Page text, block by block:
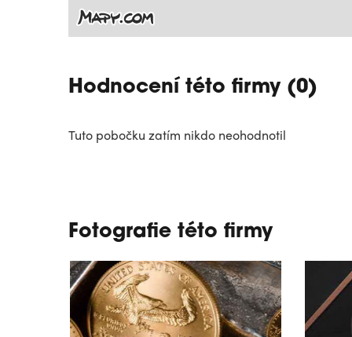
Hodnocení této firmy (0)
Tuto pobočku zatím nikdo neohodnotil
Fotografie této firmy